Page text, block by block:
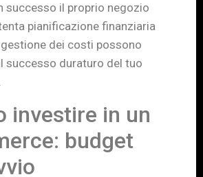
successo il proprio negozio
pianificazione finanziaria
gestione dei costi possono
successo duraturo del tuo
investire in un
budget